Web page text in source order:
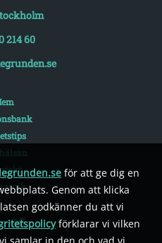
för att ge dig en
Genom att klicka
godkänner du att vi
förklarar vi vilken
214 60